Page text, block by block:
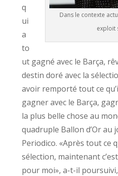
Dans le contexte
exploit
q
ui
a
to
ut gagné avec le Barça,
destin doré avec la
avoir remporté tout ce
gagner avec le Barça,
la plus belle chose au
quadruple Ballon d’Or au
Periodico. «Après tout ce
sélection, maintenant
pour moi», a-t-il